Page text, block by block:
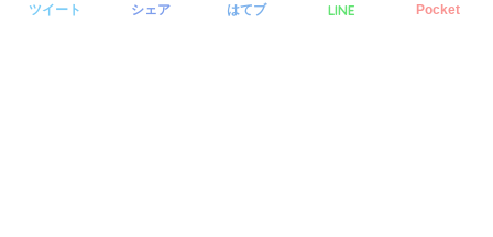
ツイート シェア はてブ LINE Pocket